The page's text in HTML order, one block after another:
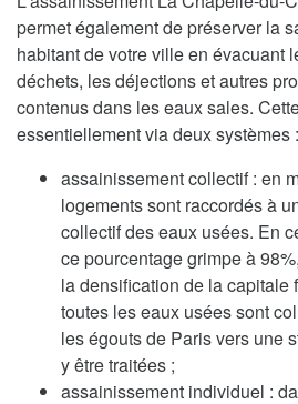
permet également de préserver la
habitant de votre ville en évacuant
déchets, les déjections et autres
contenus dans les eaux sales.
essentiellement via deux systèmes :
assainissement collectif : en
logements sont raccordés à
collectif des eaux usées. En
ce pourcentage grimpe à
la densification de la capitale
toutes les eaux usées sont
les égouts de Paris vers une
y être traitées ;
assainissement individuel :